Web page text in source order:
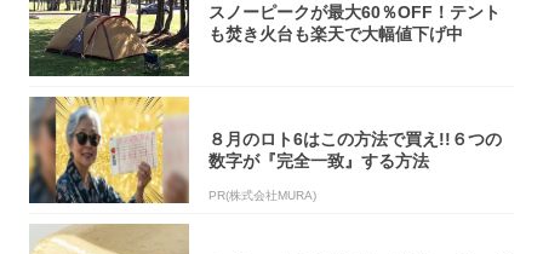
スノーピークが最大60％OFF！テント
も焚き火台も楽天で大幅値下げ中
８月のロト6はこの方法で買え!!６つの
数字が『完全一致』する方法
PR(株式会社MURA)